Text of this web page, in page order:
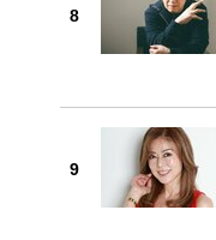
8
9